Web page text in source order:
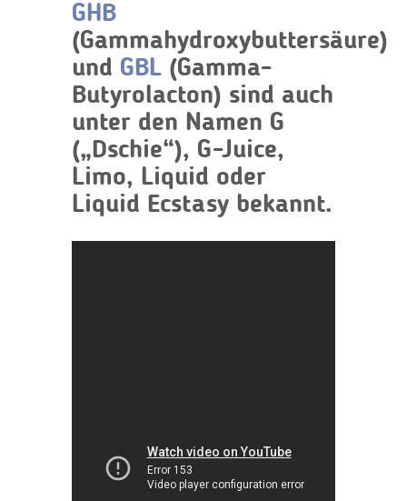
GHB
(Gammahydroxybuttersäure)
und GBL (Gamma-
Butyrolacton) sind auch
unter den Namen G
(„Dschie“), G-Juice,
Limo, Liquid oder
Liquid Ecstasy bekannt.